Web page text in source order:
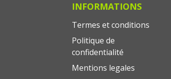
INFORMATIONS
Termes et conditions
Politique de
confidentialité
Mentions legales